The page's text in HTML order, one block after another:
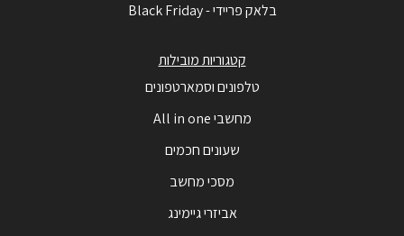
בלאק פריידי - Black Friday
קטגוריות מובילות
טלפונים וסמארטפונים
מחשבי All in one
שעונים חכמים
מסכי מחשב
אביזרי גיימינג